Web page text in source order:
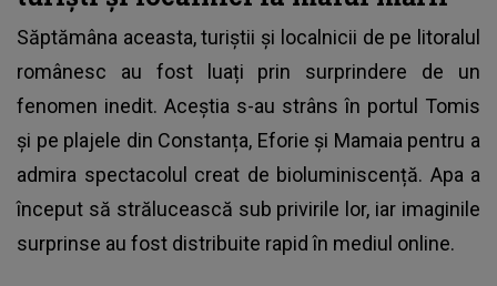
Săptămâna aceasta, turiștii și localnicii de pe litoralul
românesc au fost luați prin surprindere de un
fenomen inedit. Aceștia s-au strâns în portul Tomis
și pe plajele din Constanța, Eforie și Mamaia pentru a
admira spectacolul creat de bioluminiscență. Apa a
început să strălucească sub privirile lor, iar imaginile
surprinse au fost distribuite rapid în mediul online.